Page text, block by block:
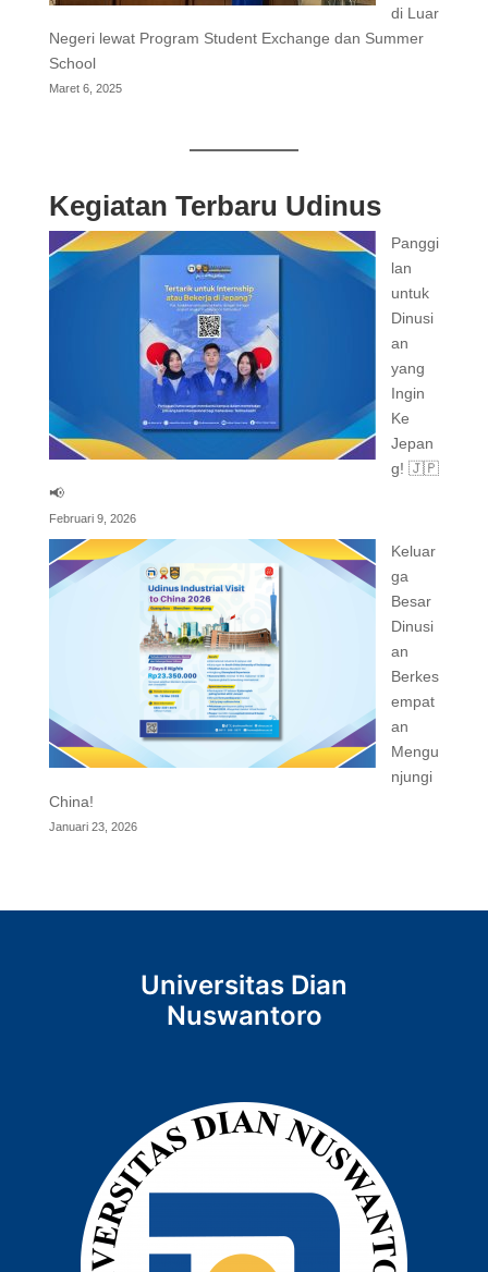
di Luar
Negeri lewat Program Student Exchange dan Summer
School
Maret 6, 2025
Kegiatan Terbaru Udinus
Panggi
lan
untuk
Dinusi
an
yang
Ingin
Ke
Jepan
g! 🇯🇵
📢
Februari 9, 2026
Keluar
ga
Besar
Dinusi
an
Berkes
empat
an
Mengu
njungi
China!
Januari 23, 2026
Universitas Dian
Nuswantoro